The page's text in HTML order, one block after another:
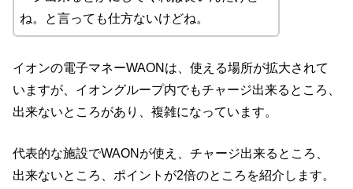
ね。と言っても仕方ないけどね。
イオンの電子マネーWAONは、使える場所が拡大されて
いますが、イオングループ内でもチャージ出来るところ、
出来ないところがあり、複雑になっています。
代表的な施設でWAONが使え、チャージ出来るところ、
出来ないところ、ポイントが2倍のところを紹介します。